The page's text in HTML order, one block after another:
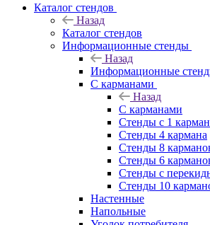
Каталог стендов
Назад
Каталог стендов
Информационные стенды
Назад
Информационные
С карманами
Назад
С карманами
Стенды с 1
Стенды 4 кармана
Стенды 8
Стенды 6
Стенды с
Стенды 10
Настенные
Напольные